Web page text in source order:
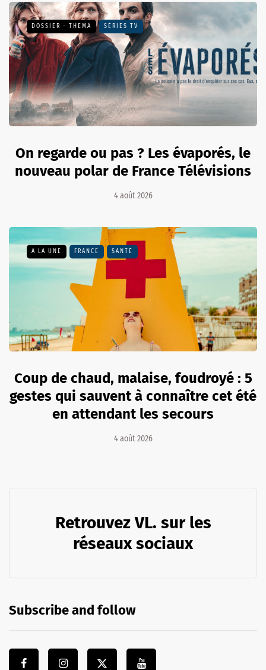
DOSSIER - THEMA SÉRIES TV
On regarde ou pas ? Les évaporés, le
nouveau polar de France Télévisions
4 août 2026
A LA UNE FRANCE SANTÉ
Coup de chaud, malaise, foudroyé : 5
gestes qui sauvent à connaître cet été
en attendant les secours
4 août 2026
Retrouvez VL. sur les
réseaux sociaux
Subscribe and follow